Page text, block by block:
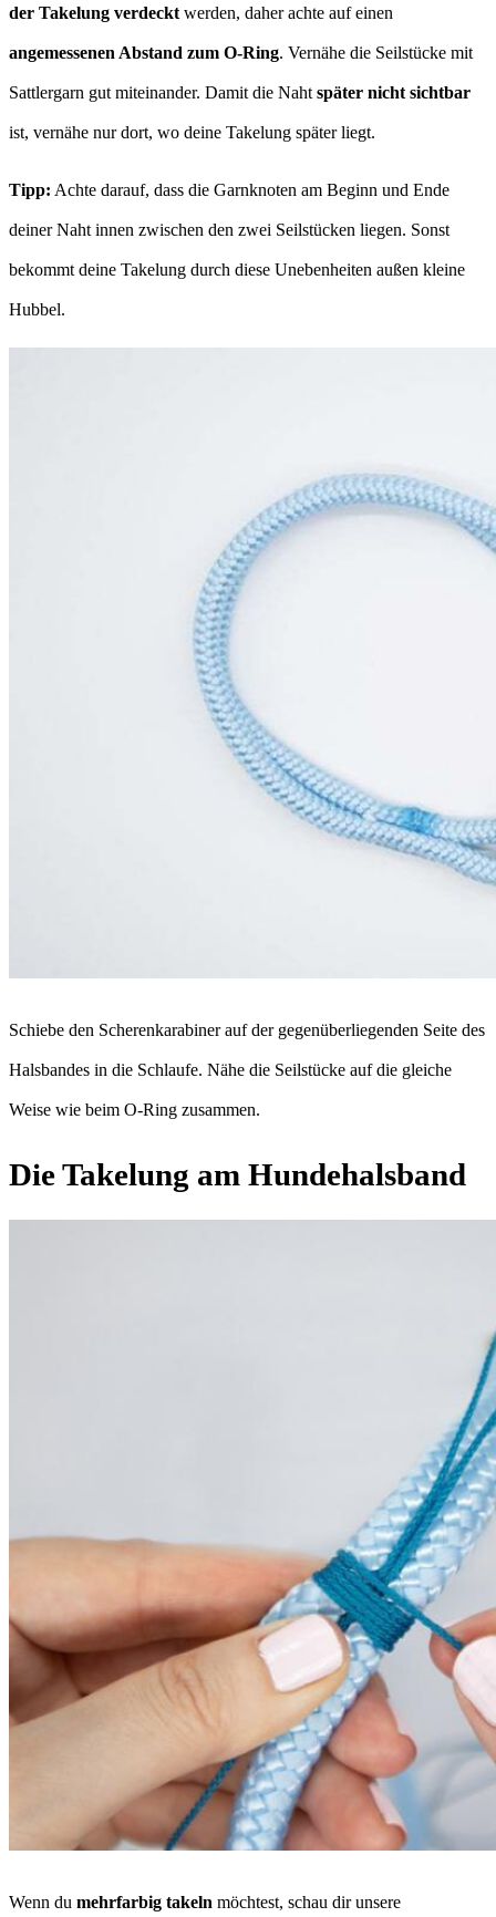
der Takelung verdeckt werden, daher achte auf einen
angemessenen Abstand zum O-Ring. Vernähe die Seilstücke mit
Sattlergarn gut miteinander. Damit die Naht später nicht sichtbar
ist, vernähe nur dort, wo deine Takelung später liegt.
Tipp: Achte darauf, dass die Garnknoten am Beginn und Ende
deiner Naht innen zwischen den zwei Seilstücken liegen. Sonst
bekommt deine Takelung durch diese Unebenheiten außen kleine
Hubbel.
Schiebe den Scherenkarabiner auf der gegenüberliegenden Seite des
Halsbandes in die Schlaufe. Nähe die Seilstücke auf die gleiche
Weise wie beim O-Ring zusammen.
Die Takelung am Hundehalsband
Wenn du mehrfarbig takeln möchtest, schau dir unsere